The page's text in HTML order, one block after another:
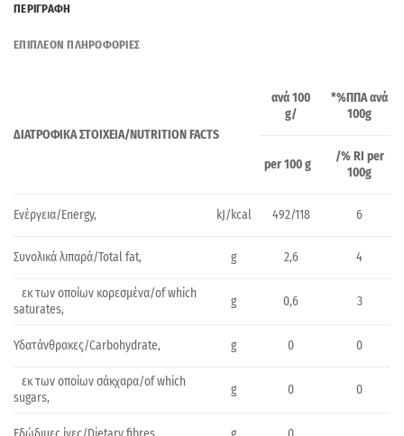
ΠΕΡΙΓΡΑΦΗ
ΕΠΙΠΛΕΟΝ ΠΛΗΡΟΦΟΡΙΕΣ
ΔΙΑΤΡΟΦΙΚΑ ΣΤΟΙΧΕΙΑ/NUTRITION FACTS
ανά100
g/
*%ΠΠΑανά
100g
per100g
/% RI per
100g
Ενέργεια/Energy, kJ/kcal 492/118 6
Συνολικά λιπαρά/Total fat, g 2,6 4
εκ των οποίων κορεσμένα/of which
saturates,
g 0,6 3
Υδατάνθρακες/Carbohydrate, g 0 0
εκ των οποίων σάκχαρα/of which
sugars,
g 0 0